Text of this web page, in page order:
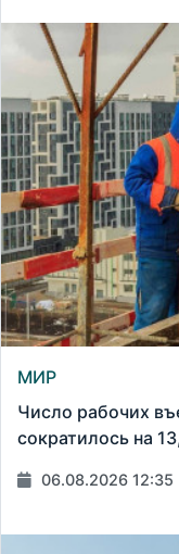
МИР
Число рабочих
сократилось на
06.08.2026 12:35